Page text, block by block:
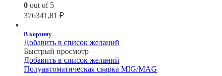
0 out of 5
376341,81 ₽
В корзину
Добавить в список желаний
Быстрый просмотр
Добавить в список желаний
Полуавтоматическая сварка MIG/MAG